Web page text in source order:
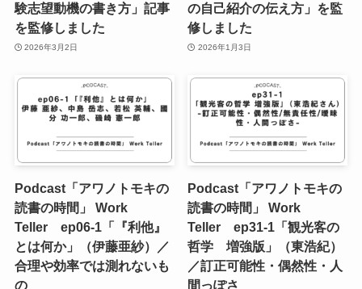
験志望動機の書き方」記事
を監修しました
2026年3月2日
の自己紹介の伝え方」を監
修しました
2026年1月3日
Podcast「アワノトモキの
読書の時間」 Work
Teller ep06-1「『利他』
とは何か」（伊藤亜紗）／
合理や効率では測れないも
の
Podcast「アワノトモキの
読書の時間」 Work
Teller ep31-1「観光客の
哲学 増強版」（東浩紀）
／訂正可能性・偶然性・人
間っぽさ